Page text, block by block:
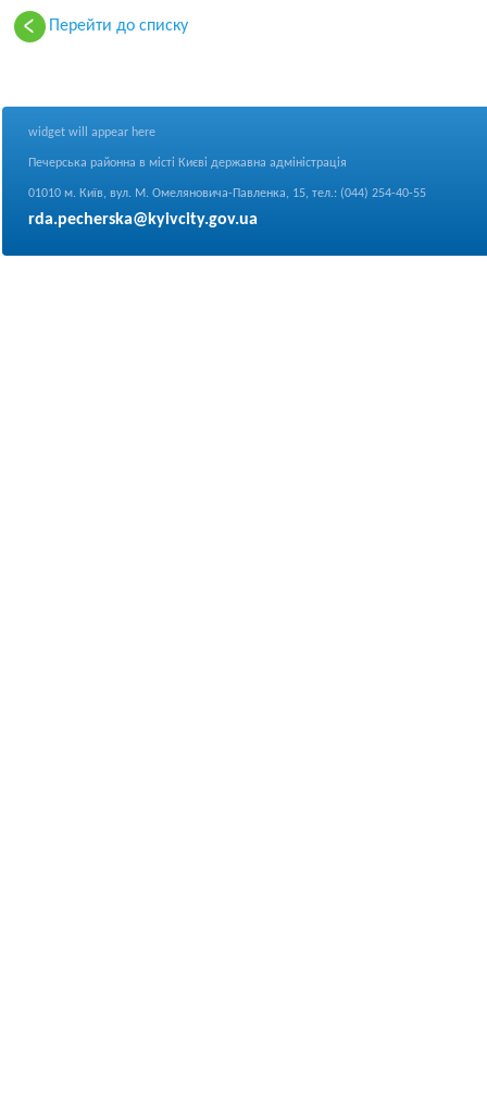
Перейти до списку
widget will appear here
Печерська районна в місті Києві державна адміністрація
01010 м. Київ, вул. М. Омеляновича-Павленка, 15, тел.: (044) 254-40-55
rda.pecherska@kyivcity.gov.ua